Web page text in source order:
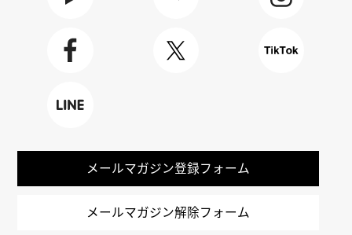
メールマガジン登録フォーム
メールマガジン解除フォーム